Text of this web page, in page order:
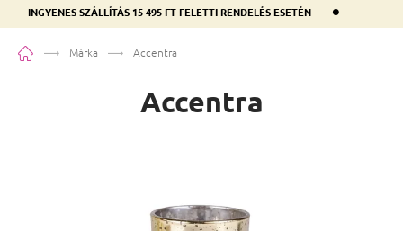
INGYENES SZÁLLÍTÁS 15 495 FT FELETTI RENDELÉS ESETÉN •
KezdőlapMárka Accentra
Accentra